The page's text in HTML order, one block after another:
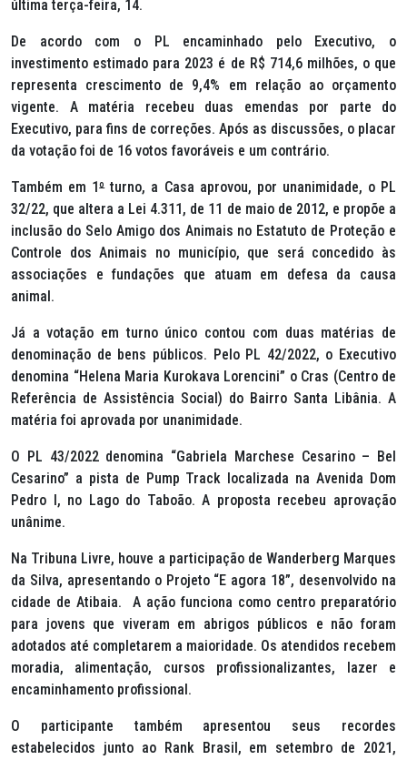
última terça-feira, 14.
De acordo com o PL encaminhado pelo Executivo, o
investimento estimado para 2023 é de R$ 714,6 milhões, o que
representa crescimento de 9,4% em relação ao orçamento
vigente. A matéria recebeu duas emendas por parte do
Executivo, para fins de correções. Após as discussões, o placar
da votação foi de 16 votos favoráveis e um contrário.
Também em 1ºturno, a Casa aprovou, por unanimidade, o PL
32/22, que altera a Lei 4.311, de 11 de maio de 2012, e propõe a
inclusão do Selo Amigo dos Animais no Estatuto de Proteção e
Controle dos Animais no município, que será concedido às
associações e fundações que atuam em defesa da causa
animal.
Já a votação em turno único contou com duas matérias de
denominação de bens públicos. Pelo PL 42/2022, o Executivo
denomina “Helena Maria Kurokava Lorencini” o Cras (Centro de
Referência de Assistência Social) do Bairro Santa Libânia. A
matéria foi aprovada por unanimidade.
O PL 43/2022 denomina “Gabriela Marchese Cesarino – Bel
Cesarino” a pista de Pump Track localizada na Avenida Dom
Pedro I, no Lago do Taboão. A proposta recebeu aprovação
unânime.
Na Tribuna Livre, houve a participação de Wanderberg Marques
da Silva, apresentando o Projeto “E agora 18”, desenvolvido na
cidade de Atibaia. A ação funciona como centro preparatório
para jovens que viveram em abrigos públicos e não foram
adotados até completarem a maioridade. Os atendidos recebem
moradia, alimentação, cursos profissionalizantes, lazer e
encaminhamento profissional.
O participante também apresentou seus recordes
estabelecidos junto ao Rank Brasil, em setembro de 2021,